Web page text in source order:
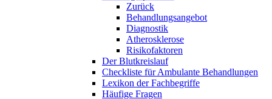
Zurück
Behandlungsangebot
Diagnostik
Atherosklerose
Risikofaktoren
Der Blutkreislauf
Checkliste für Ambulante Behandlungen
Lexikon der Fachbegriffe
Häufige Fragen